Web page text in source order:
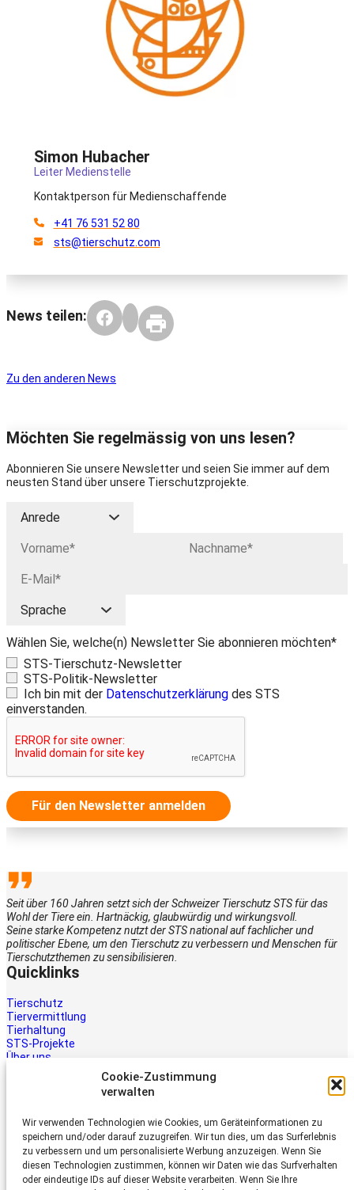
Cookie-Zustimmung
verwalten
Wir verwenden Technologien wie Cookies, um Geräteinformationen zu
speichern und/oder darauf zuzugreifen. Wir tun dies, um das Surferlebnis
zu verbessern und um personalisierte Werbung anzuzeigen. Wenn Sie
diesen Technologien zustimmen, können wir Daten wie das Surfverhalten
oder eindeutige IDs auf dieser Website verarbeiten. Wenn Sie Ihre
Simon Hubacher
Leiter Medienstelle
Kontaktperson für Medienschaffende
+41 76 531 52 80
sts@tierschutz.com
News teilen:
Zu den anderen News
Möchten Sie regelmässig von uns lesen?
Abonnieren Sie unsere Newsletter und seien Sie immer auf dem
neusten Stand über unsere Tierschutzprojekte.
Wählen Sie, welche(n) Newsletter Sie abonnieren möchten*
STS-Tierschutz-Newsletter
STS-Politik-Newsletter
Ich bin mit der Datenschutzerklärung des STS
einverstanden.
Für den Newsletter anmelden
Seit über 160 Jahren setzt sich der Schweizer Tierschutz STS für das
Wohl der Tiere ein. Hartnäckig, glaubwürdig und wirkungsvoll.
Seine starke Kompetenz nutzt der STS national auf fachlicher und
politischer Ebene, um den Tierschutz zu verbessern und Menschen für
Tierschutzthemen zu sensibilisieren.
Quicklinks
Tierschutz
Tiervermittlung
Tierhaltung
STS-Projekte
Über uns
Tiere brauchen Hilfe – auch Ihre.
Unterstützen Sie die Arbeit des
Schweizer Tierschutz STS.
Jetzt spenden